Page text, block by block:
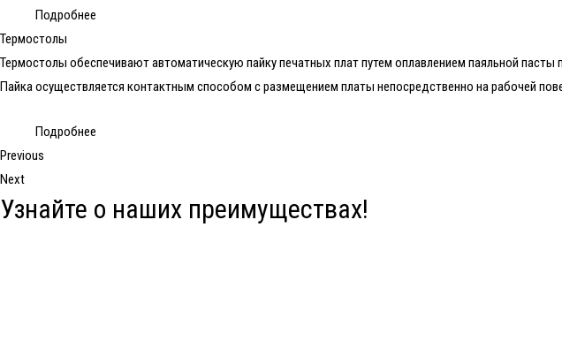
Подробнее
Термостолы
Термостолы обеспечивают автоматическую пайку печатных плат путем оплавлением паяльной
Пайка осуществляется контактным способом с размещением платы непосредственно на рабочей
Подробнее
Previous
Next
Узнайте о наших преимуществах!